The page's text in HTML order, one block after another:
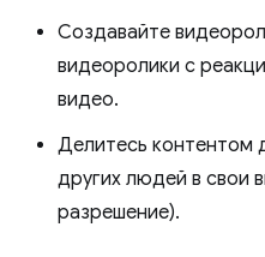
Создавайте
видеоролики с
видео.
Делитесь контентом
других людей в свои
разрешение).